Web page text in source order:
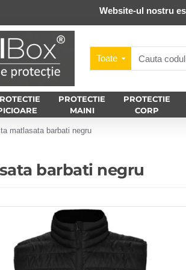
Website-ul nostru
Toate
PROTECTIE
MAINI
PROTECTIE
CORP
matlasata barbati negru
barbati negru